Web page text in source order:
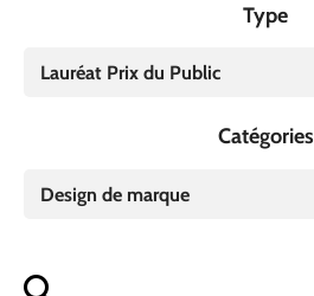
Type
Lauréat Prix du Public
Catégories
Design de marque